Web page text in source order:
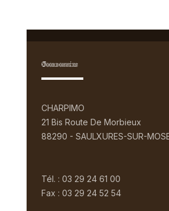
Coordonnées
CHARPIMO
21 Bis Route De Morbieux
88290 - SAULXURES-SUR-
Tél. : 03 29 24 61 00
Fax : 03 29 24 52 54